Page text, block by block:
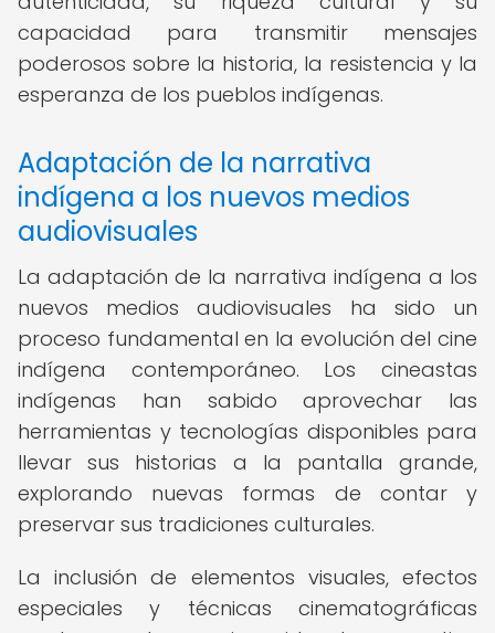
capacidad para transmitir mensajes
poderosos sobre la historia, la resistencia y la
esperanza de los pueblos indígenas.
Adaptación de la narrativa
indígena a los nuevos medios
audiovisuales
La adaptación de la narrativa indígena a los
nuevos medios audiovisuales ha sido un
proceso fundamental en la evolución del cine
indígena contemporáneo. Los cineastas
indígenas han sabido aprovechar las
herramientas y tecnologías disponibles para
llevar sus historias a la pantalla grande,
explorando nuevas formas de contar y
preservar sus tradiciones culturales.
La inclusión de elementos visuales, efectos
especiales y técnicas cinematográficas